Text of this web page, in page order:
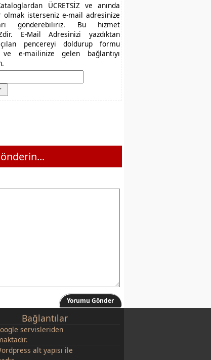
ÜCRETSİZ ve anında
olmak isterseniz e-mail adresinize
gönderebiliriz. Bu hizmet
E-Mail Adresinizi yazdıktan
pencereyi doldurup formu
ve e-mailinize gelen bağlantıyı
Yorumu Gönder
Bağlantılar
servisleriden
alt yapısı ile